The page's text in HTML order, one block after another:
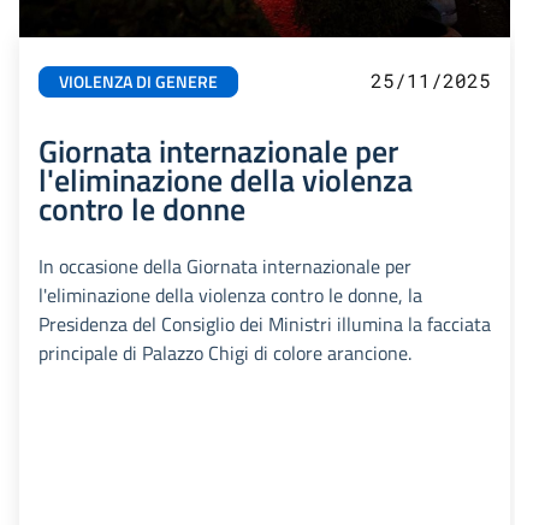
VIOLENZA DI GENERE 25/11/2025
Giornata internazionale per
l'eliminazione della violenza
contro le donne
In occasione della Giornata internazionale per
l'eliminazione della violenza contro le donne, la
Presidenza del Consiglio dei Ministri illumina la facciata
principale di Palazzo Chigi di colore arancione.